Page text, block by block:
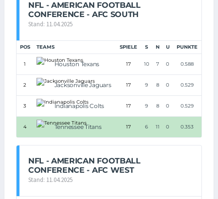
NFL - AMERICAN FOOTBALL
CONFERENCE - AFC SOUTH
Stand: 11.04.2025
POS TEAMS SPIELE S N U PUNKTE
1 Houston Texans 17 10 7 0 0.588
2 Jacksonville Jaguars 17 9 8 0 0.529
3 Indianapolis Colts 17 9 8 0 0.529
4 Tennessee Titans 17 6 11 0 0.353
NFL - AMERICAN FOOTBALL
CONFERENCE - AFC WEST
Stand: 11.04.2025